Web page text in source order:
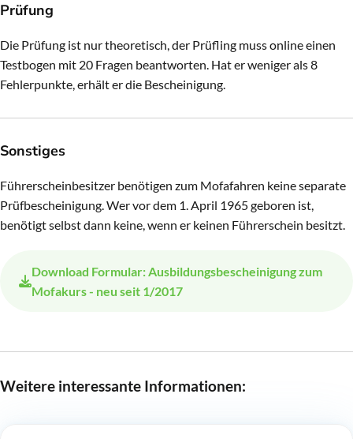
Prüfung
Die Prüfung ist nur theoretisch, der Prüfling muss online einen
Testbogen mit 20 Fragen beantworten. Hat er weniger als 8
Fehlerpunkte, erhält er die Bescheinigung.
Sonstiges
Führerscheinbesitzer benötigen zum Mofafahren keine separate
Prüfbescheinigung. Wer vor dem 1. April 1965 geboren ist,
benötigt selbst dann keine, wenn er keinen Führerschein besitzt.
Download Formular: Ausbildungsbescheinigung zum
Mofakurs - neu seit 1/2017
Weitere interessante Informationen: